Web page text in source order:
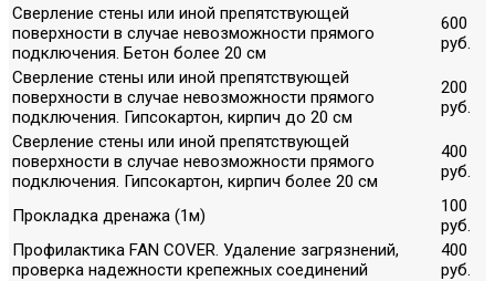
Сверление стены или иной препятствующей
поверхности в случае невозможности прямого
подключения. Бетон более 20 см
600
руб.
Сверление стены или иной препятствующей
поверхности в случае невозможности прямого
подключения. Гипсокартон, кирпич до 20 см
200
руб.
Сверление стены или иной препятствующей
поверхности в случае невозможности прямого
подключения. Гипсокартон, кирпич более 20 см
400
руб.
Прокладка дренажа (1м)
100
руб.
Профилактика FAN COVER. Удаление загрязнений,
проверка надежности крепежных соединений
400
руб.